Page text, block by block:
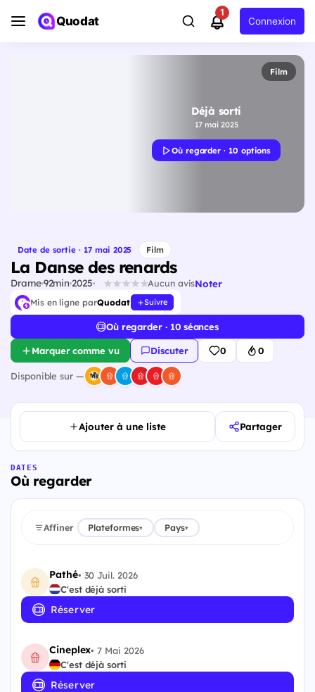
Quodat
1
Connexion
Film
Déjà sorti
17 mai 2025
Où regarder · 10 options
Date de sortie · 17 mai 2025 Film
La Danse des renards
Drame92min 2025 Aucun avisNoter
Mis en ligne parQuodat Suivre
Où regarder · 10 séances
Marquer comme vu Discuter 0 0
Disponible sur —
Ajouter à une liste Partager
DATES
Où regarder
Affiner Plateformes▾ Pays▾
Pathé• 30 Juil. 2026
C'est déjà sorti
Réserver
Cineplex•7 Mai 2026
C'est déjà sorti
Réserver